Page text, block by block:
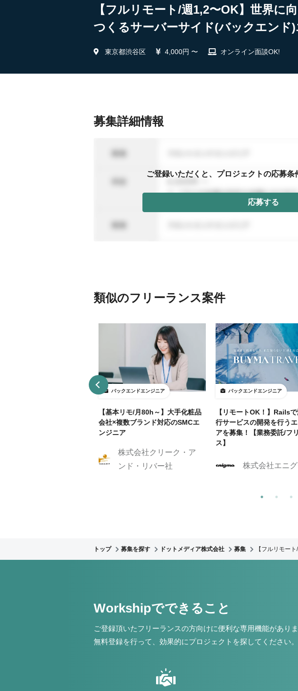
【フルリモート/週1,2〜OK】世界に
つくるサーバーサイド(バックエン
東京都渋谷区 4,000円 〜 オンライン面談OK!
募集詳細情報
ご登録いただくと、プロジェクトの応募条
応募する
類似のフリーランス案件
バックエンドエンジニア
【基本リモ/月80h～】大手化粧品
会社×複数ブランド対応のSMCエ
ンジニア
株式会社クリーク・ア
ンド・リバー社
バックエンドエンジニア
【リモートOK！】Rails
行サービスの開発を行う
アを募集！【業務委託/フ
ス】
株式会社エニ
トップ 募集を探す ドットメディア株式会社 募集 【フルリモー
Workshipでできること
ご登録頂いたフリーランスの方向けに便利な専用機能がありま
無料登録を行って、効果的にプロジェクトを探してください。